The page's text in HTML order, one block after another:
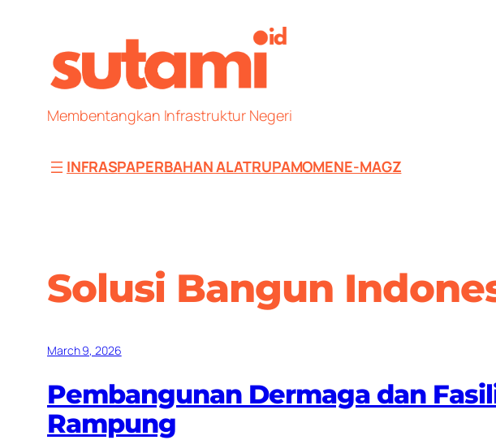
content
Membentangkan Infrastruktur Negeri
INFRASPAPERBAHAN ALATRUPAMOMENE-MAGZ
Solusi Bangun
March 9, 2026
Pembangunan Dermaga dan
Rampung